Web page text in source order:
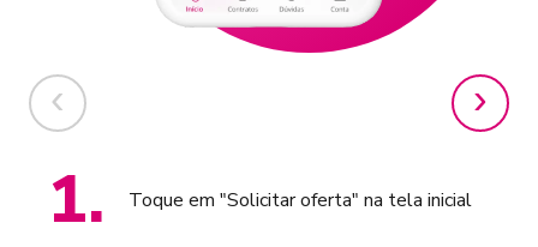
1. Toque em "Solicitar oferta" na tela inicial